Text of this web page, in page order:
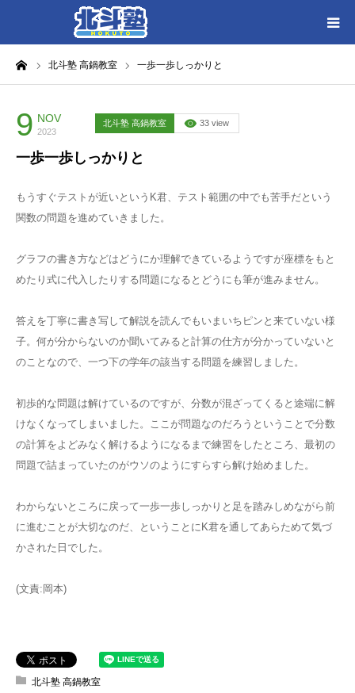
北斗塾 高鍋教室 一歩一歩しっかりと
9 NOV
2023
北斗塾 高鍋教室 33 view
一歩一歩しっかりと
もうすぐテストが近いというK君、テスト範囲の中でも苦手だという
関数の問題を進めていきました。
グラフの書き方などはどうにか理解できているようですが座標をもと
めたり式に代入したりする問題になるとどうにも筆が進みません。
答えを丁寧に書き写して解説を読んでもいまいちピンと来ていない様
子。何が分からないのか聞いてみると計算の仕方が分かっていないと
のことなので、一つ下の学年の該当する問題を練習しました。
初歩的な問題は解けているのですが、分数が混ざってくると途端に解
けなくなってしまいました。ここが問題なのだろうということで分数
の計算をよどみなく解けるようになるまで練習をしたところ、最初の
問題で詰まっていたのがウソのようにすらすら解け始めました。
わからないところに戻って一歩一歩しっかりと足を踏みしめながら前
に進むことが大切なのだ、ということにK君を通してあらためて気づ
かされた日でした。
(文責:岡本)
北斗塾 高鍋教室
HOME
各教室別に記事を見る
北斗塾／教室一覧
お問い合わせ